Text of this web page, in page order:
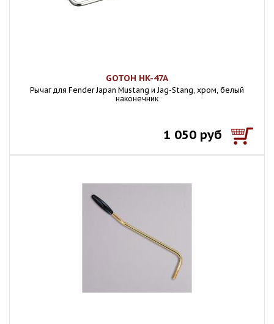
GOTOH HK-47A
Рычаг для Fender Japan Mustang и Jag-Stang, хром, белый
наконечник
1 050 руб